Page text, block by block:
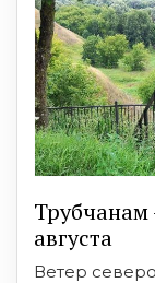
Трубчанам
августа
Ветер